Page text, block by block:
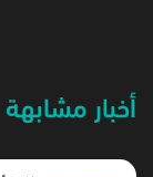
أخبار مشابهة